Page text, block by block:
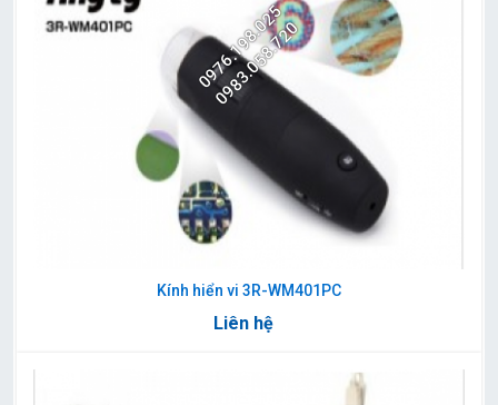
0976.198.025
0983.058.720
Kính hiển vi 3R-WM401PC
Liên hệ